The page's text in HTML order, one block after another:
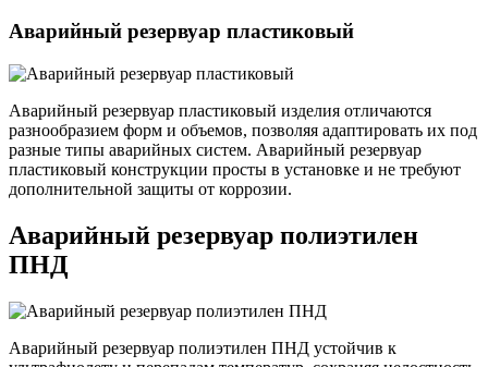
Аварийный резервуар пластиковый
Аварийный резервуар пластиковый изделия отличаются
разнообразием форм и объемов, позволяя адаптировать их под
разные типы аварийных систем. Аварийный резервуар
пластиковый конструкции просты в установке и не требуют
дополнительной защиты от коррозии.
Аварийный резервуар полиэтилен
ПНД
Аварийный резервуар полиэтилен ПНД устойчив к